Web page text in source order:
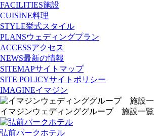
FACILITIES施設
CUISINE料理
STYLE挙式スタイル
PLANSウェディングプラン
ACCESSアクセス
NEWS最新の情報
SITEMAPサイトマップ
SITE POLICYサイトポリシー
IMAGINEイマジン
イマジンウェディンググループ 施設一覧
弘前パークホテル